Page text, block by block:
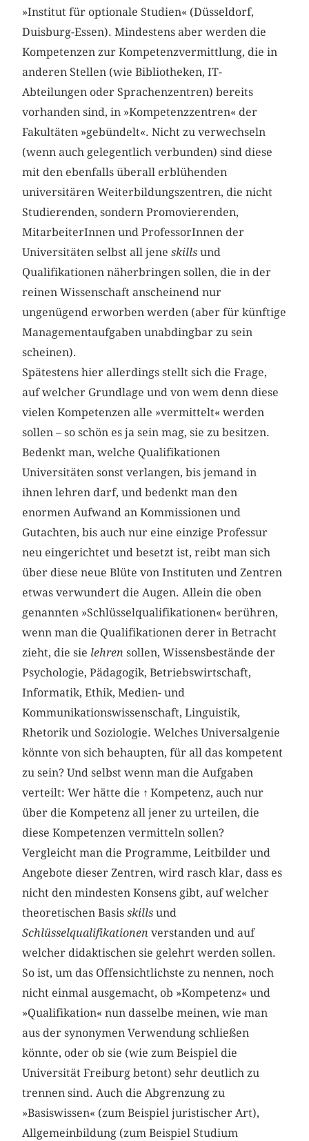
»Institut für optionale Studien« (Düsseldorf,
Duisburg-Essen). Mindestens aber werden die
Kompetenzen zur Kompetenzvermittlung, die in
anderen Stellen (wie Bibliotheken, IT-
Abteilungen oder Sprachenzentren) bereits
vorhanden sind, in »Kompetenzzentren« der
Fakultäten »gebündelt«. Nicht zu verwechseln
(wenn auch gelegentlich verbunden) sind diese
mit den ebenfalls überall erblühenden
universitären Weiterbildungszentren, die nicht
Studierenden, sondern Promovierenden,
MitarbeiterInnen und ProfessorInnen der
Universitäten selbst all jeneskillsund
Qualifikationen näherbringen sollen, die in der
reinen Wissenschaft anscheinend nur
ungenügend erworben werden (aber für künftige
Managementaufgaben unabdingbar zu sein
scheinen).
Spätestens hier allerdings stellt sich die Frage,
auf welcher Grundlage und von wem denn diese
vielen Kompetenzen alle »vermittelt« werden
sollen – so schön es ja sein mag, sie zu besitzen.
Bedenkt man, welche Qualifikationen
Universitäten sonst verlangen, bis jemand in
ihnen lehren darf, und bedenkt man den
enormen Aufwand an Kommissionen und
Gutachten, bis auch nur eine einzige Professur
neu eingerichtet und besetzt ist, reibt man sich
über diese neue Blüte von Instituten und Zentren
etwas verwundert die Augen. Allein die oben
genannten »Schlüsselqualifikationen« berühren,
wenn man die Qualifikationen derer in Betracht
zieht, die sie lehrensollen, Wissensbestände der
Psychologie, Pädagogik, Betriebswirtschaft,
Informatik, Ethik, Medien- und
Kommunikationswissenschaft, Linguistik,
Rhetorik und Soziologie. Welches Universalgenie
könnte von sich behaupten, für all das kompetent
zu sein? Und selbst wenn man die Aufgaben
verteilt: Wer hätte die ↑Kompetenz, auch nur
über die Kompetenz all jener zu urteilen, die
diese Kompetenzen vermitteln sollen?
Vergleicht man die Programme, Leitbilder und
Angebote dieser Zentren, wird rasch klar, dass es
nicht den mindesten Konsens gibt, auf welcher
theoretischen Basisskills und
Schlüsselqualifikationen verstanden und auf
welcher didaktischen sie gelehrt werden sollen.
So ist, um das Offensichtlichste zu nennen, noch
nicht einmal ausgemacht, ob »Kompetenz« und
»Qualifikation« nun dasselbe meinen, wie man
aus der synonymen Verwendung schließen
könnte, oder ob sie (wie zum Beispiel die
Universität Freiburg betont) sehr deutlich zu
trennen sind. Auch die Abgrenzung zu
»Basiswissen« (zum Beispiel juristischer Art),
Allgemeinbildung (zum Beispiel Studium